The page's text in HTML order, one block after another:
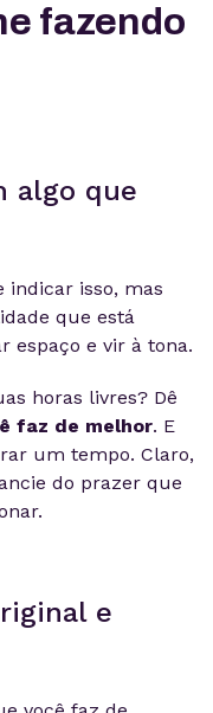
fazendo
algo que
indicar isso, mas
que está
espaço e vir à tona.
horas livres? Dê
faz de melhor. E
um tempo. Claro,
do prazer que
e